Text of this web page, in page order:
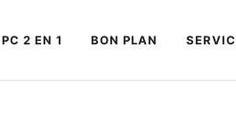
PC 2 EN 1 BON PLAN